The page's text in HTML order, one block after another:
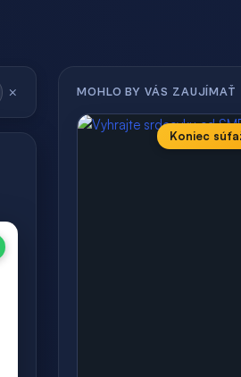
× MOHLO BY VÁS ZAUJÍMAŤ
Koniec